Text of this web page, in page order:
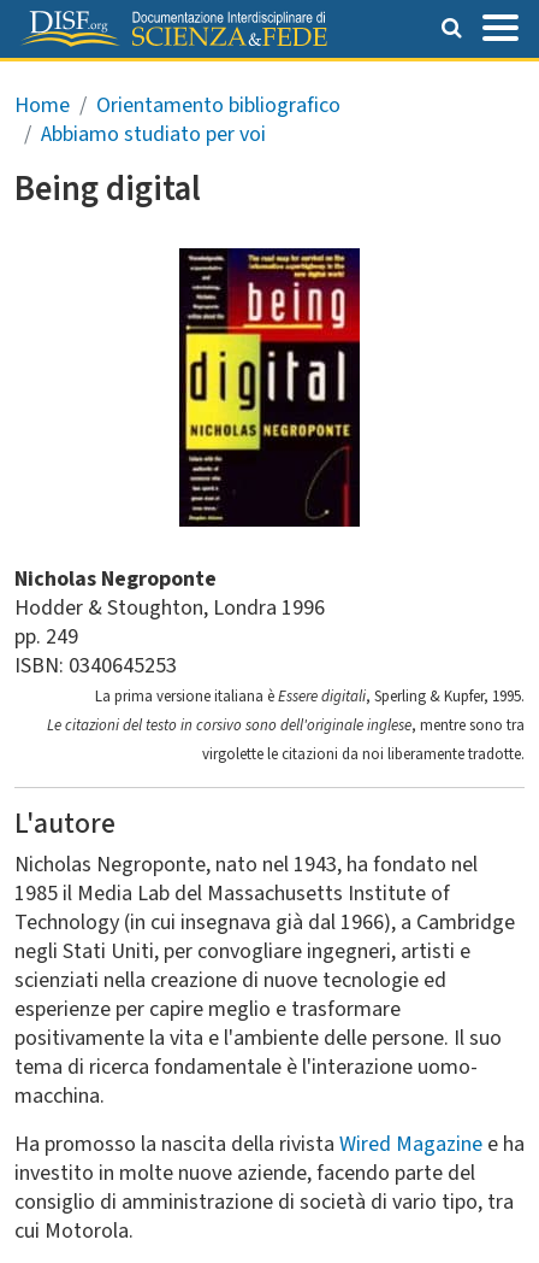
Salta al contenuto principale
Briciole di pane
Home
Orientamento bibliografico
Abbiamo studiato per voi
Being digital
Nicholas Negroponte
Hodder & Stoughton Londra 1996
pp. 249
ISBN: 0340645253
La prima versione italiana èEssere digitali, Sperling & Kupfer, 1995.
Le citazioni del testo in corsivo sono dell'originale inglese, mentre sono tra
virgolette le citazioni da noi liberamente tradotte.
L'autore
Nicholas Negroponte, nato nel 1943, ha fondato nel
1985 il Media Lab del Massachusetts Institute of
Technology (in cui insegnava già dal 1966), a Cambridge
negli Stati Uniti, per convogliare ingegneri, artisti e
scienziati nella creazione di nuove tecnologie ed
esperienze per capire meglio e trasformare
positivamente la vita e l'ambiente delle persone. Il suo
tema di ricerca fondamentale è l'interazione uomo-
macchina.
Ha promosso la nascita della rivista Wired Magazine e ha
investito in molte nuove aziende, facendo parte del
consiglio di amministrazione di società di vario tipo, tra
cui Motorola.